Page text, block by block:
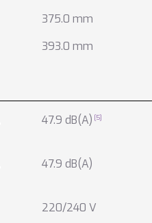
375.0 mm
393.0 mm
47.9 dB(A)
47.9 dB(A)
220/240 V